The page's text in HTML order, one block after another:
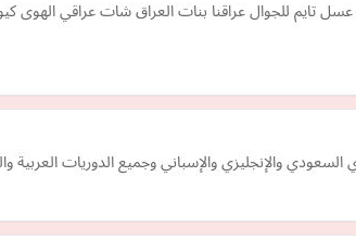
تايم للجوال عراقنا بنات العراق شات عراقي
السعودي والإنجليزي والإسباني وجميع الدوريات العربية